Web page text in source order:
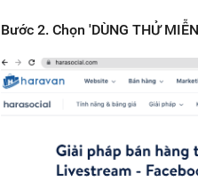
Bước 2. Chọn 'DÙNG THỬ